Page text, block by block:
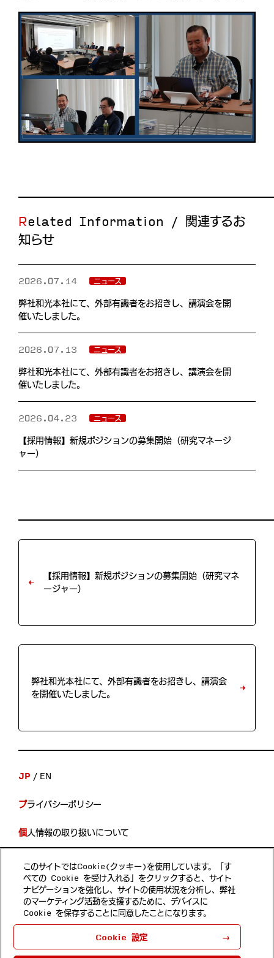
Related Information / 関連するお
知らせ
2026.07.14 ニュース
弊社和光本社にて、外部有識者をお招きし、講演会を開
催いたしました。
2026.07.13 ニュース
弊社和光本社にて、外部有識者をお招きし、講演会を開
催いたしました。
2026.04.23 ニュース
【採用情報】新規ポジションの募集開始（研究マネージ
ャー）
【採用情報】新規ポジションの募集開始（研究マネ
ージャー）
弊社和光本社にて、外部有識者をお招きし、講演会
を開催いたしました。
JP
EN
プライバシーポリシー
個人情報の取り扱いについて
開示等の手続き
当サイトのご利用について
Follow us
ホンダ・リサーチ・インスティチュート・ジャパン 埼玉県和
このサイトではCookie(クッキー)を使用しています。「す
べての Cookie を受け入れる」をクリックすると、サイト
ナビゲーションを強化し、サイトの使用状況を分析し、弊社
のマーケティング活動を支援するために、デバイスに
Cookie を保存することに同意したことになります。
Cookie 設定